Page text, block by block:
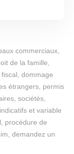
commerciaux,
de la famille,
dommage
étrangers, permis
sociétés,
et variable
procédure de
demandez un